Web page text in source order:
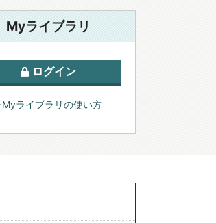
Myライブラリ
ログイン
Myライブラリの使い方